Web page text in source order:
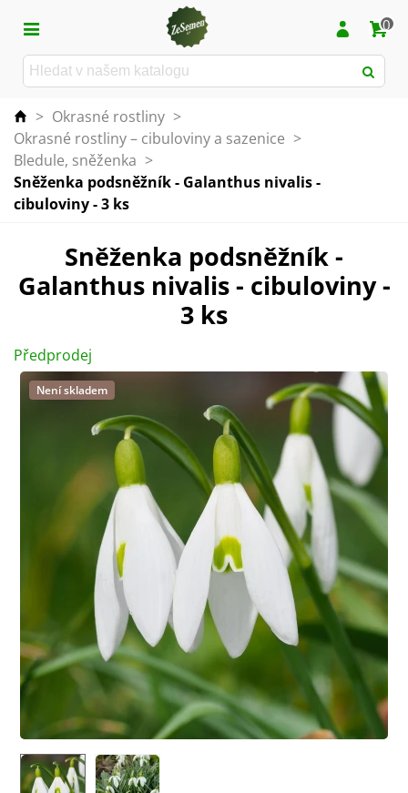
0
> Okrasné rostliny >
Okrasné rostliny – cibuloviny a sazenice >
Bledule, sněženka >
Sněženka podsněžník - Galanthus nivalis -
cibuloviny - 3 ks
Sněženka podsněžník -
Galanthus nivalis - cibuloviny -
3 ks
Předprodej
Není skladem